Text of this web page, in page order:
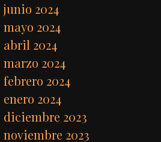
junio 2024
mayo 2024
abril 2024
marzo 2024
febrero 2024
enero 2024
diciembre 2023
noviembre 2023